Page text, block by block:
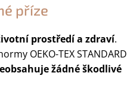
příze
prostředí a zdraví.
OEKO-TEX STANDARD
žádné škodlivé